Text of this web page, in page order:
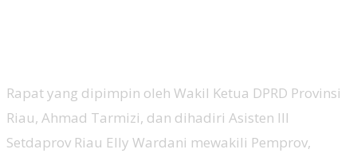
Rapat yang dipimpin oleh Wakil Ketua DPRD Provinsi
Riau, Ahmad Tarmizi, dan dihadiri Asisten III
Setdaprov Riau Elly Wardani mewakili Pemprov,